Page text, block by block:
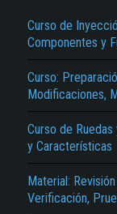
Curso de
Componentes y
Curso:
Modificaciones,
Curso de
y Características
Material:
Verificación,